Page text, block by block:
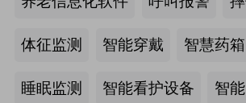
体征监测 智能穿戴 智慧药箱
睡眠监测 智能看护设备 智
施数量已达39.6万个
来源:中国新闻网